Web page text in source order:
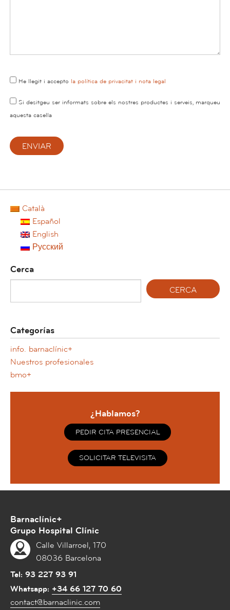
He llegit i accepto la política de privacitat i nota legal
Si desitgeu ser informats sobre els nostres productes i serveis, marqueu
aquesta casella
Català
Español
English
Русский
Cerca
Categorías
info. barnaclínic+
Nuestros profesionales
bmo+
¿Hablamos?
PEDIR CITA PRESENCIAL
SOLICITAR TELEVISITA
Barnaclínic+
Grupo Hospital Clínic
Calle Villarroel, 170
08036 Barcelona
Tel: 93 227 93 91
Whatsapp: +34 66 127 70 60
contact@barnaclinic.com